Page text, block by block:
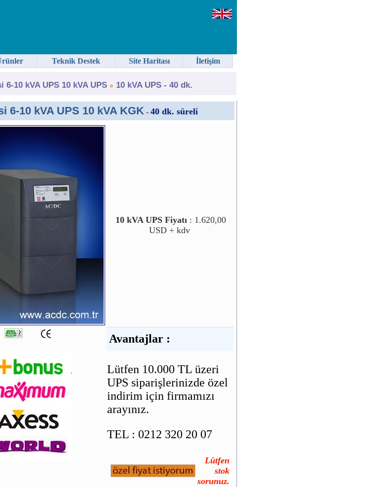
6-10 kVA UPS 10 kVA UPS 10 kVA UPS - 40 dk.
6-10 kVA UPS 10 kVA KGK - 40 dk. süreli
10 kVA UPS Fiyatı: 1.620,00
USD + kdv
Avantajlar :
Lütfen 10.000 TL üzeri
UPS siparişlerinizde özel
indirim için firmamızı
arayınız.
TEL : 0212 320 20 07
Lütfen
stok
sorunuz.
Teknik Destek Site Haritası İletişim